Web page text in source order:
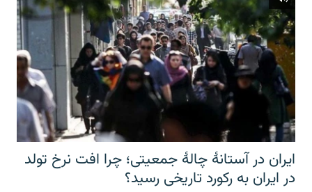
ایران در آستانهٔ چالهٔ جمعیتی؛ چرا افت نرخ تولد
در ایران به رکورد تاریخی رسید؟